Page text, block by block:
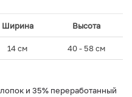
Ширина Высота
14 см 40 - 58 см
и 35% переработанный